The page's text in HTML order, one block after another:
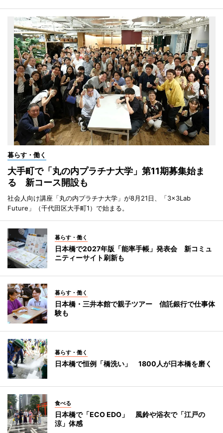
暮らす・働く
大手町で「丸の内プラチナ大学」第11期募集始ま
る 新コース開設も
社会人向け講座「丸の内プラチナ大学」が8月21日、「3×3Lab
Future」（千代田区大手町1）で始まる。
暮らす・働く
日本橋で2027年版「能率手帳」発表会 新コミュ
ニティーサイト刷新も
暮らす・働く
日本橋・三井本館で親子ツアー 信託銀行で仕事体
験も
暮らす・働く
日本橋で恒例「橋洗い」 1800人が日本橋を磨く
食べる
日本橋で「ECO EDO」 風鈴や浴衣で「江戸の
涼」体感